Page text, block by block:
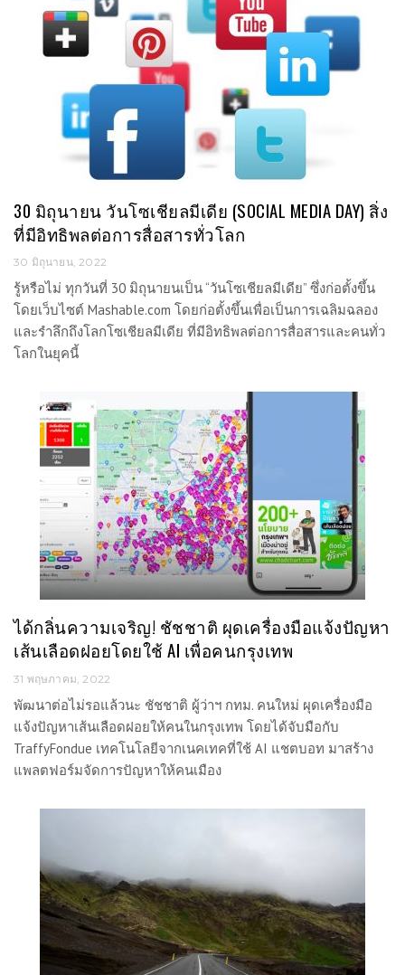
30 มิถุนายน วันโซเชียลมีเดีย (SOCIAL MEDIA DAY) สิ่ง
ที่มีอิทธิพลต่อการสื่อสารทั่วโลก
30 มิถุนายน, 2022
รู้หรือไม่ ทุกวันที่ 30 มิถุนายนเป็น “วันโซเชียลมีเดีย” ซึ่งก่อตั้งขึ้น
โดยเว็บไซต์ Mashable.com โดยก่อตั้งขึ้นเพื่อเป็นการเฉลิมฉลอง
และรำลึกถึงโลกโซเชียลมีเดีย ที่มีอิทธิพลต่อการสื่อสารและคนทั่ว
โลกในยุคนี้
ได้กลิ่นความเจริญ! ชัชชาติ ผุดเครื่องมือแจ้งปัญหา
เส้นเลือดฝอยโดยใช้ AI เพื่อคนกรุงเทพ
31 พฤษภาคม, 2022
พัฒนาต่อไม่รอแล้วนะ ชัชชาติ ผู้ว่าฯ กทม. คนใหม่ ผุดเครื่องมือ
แจ้งปัญหาเส้นเลือดฝอยให้คนในกรุงเทพ โดยได้จับมือกับ
TraffyFondue เทคโนโลยีจากเนคเทคที่ใช้ AI แชตบอท มาสร้าง
แพลตฟอร์มจัดการปัญหาให้คนเมือง